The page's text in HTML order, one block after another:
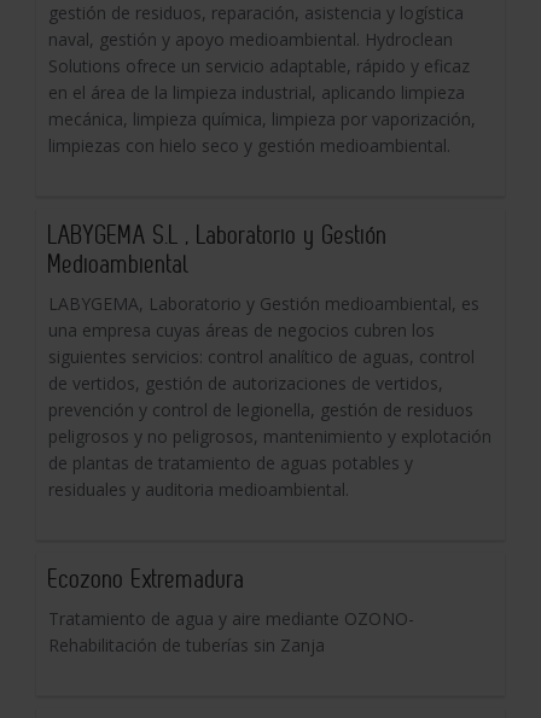
gestión de residuos, reparación, asistencia y logística
naval, gestión y apoyo medioambiental. Hydroclean
Solutions ofrece un servicio adaptable, rápido y eficaz
en el área de la limpieza industrial, aplicando limpieza
mecánica, limpieza química, limpieza por vaporización,
limpiezas con hielo seco y gestión medioambiental.
LABYGEMA S.L , Laboratorio y Gestión
Medioambiental
LABYGEMA, Laboratorio y Gestión medioambiental, es
una empresa cuyas áreas de negocios cubren los
siguientes servicios: control analítico de aguas, control
de vertidos, gestión de autorizaciones de vertidos,
prevención y control de legionella, gestión de residuos
peligrosos y no peligrosos, mantenimiento y explotación
de plantas de tratamiento de aguas potables y
residuales y auditoria medioambiental.
Ecozono Extremadura
Tratamiento de agua y aire mediante OZONO-
Rehabilitación de tuberías sin Zanja